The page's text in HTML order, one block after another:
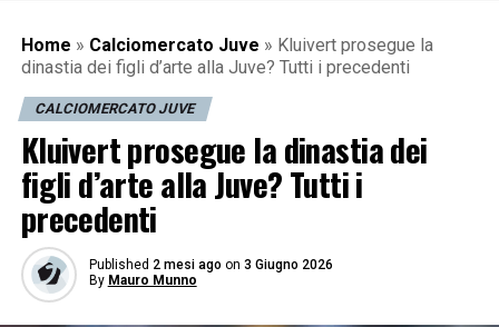
Home » Calciomercato Juve » Kluivert prosegue la
dinastia dei figli d’arte alla Juve? Tutti i precedenti
CALCIOMERCATO JUVE
Kluivert prosegue la dinastia dei
figli d’arte alla Juve? Tutti i
precedenti
Published 2 mesi ago on 3 Giugno 2026
By Mauro Munno